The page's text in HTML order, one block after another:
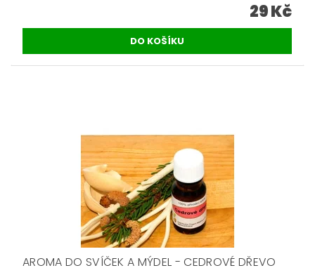
29 Kč
AROMA DO SVÍČEK A MÝDEL - CEDROVÉ DŘEVO